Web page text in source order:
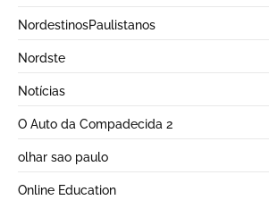
NordestinosPaulistanos
Nordste
Notícias
O Auto da Compadecida 2
olhar sao paulo
Online Education